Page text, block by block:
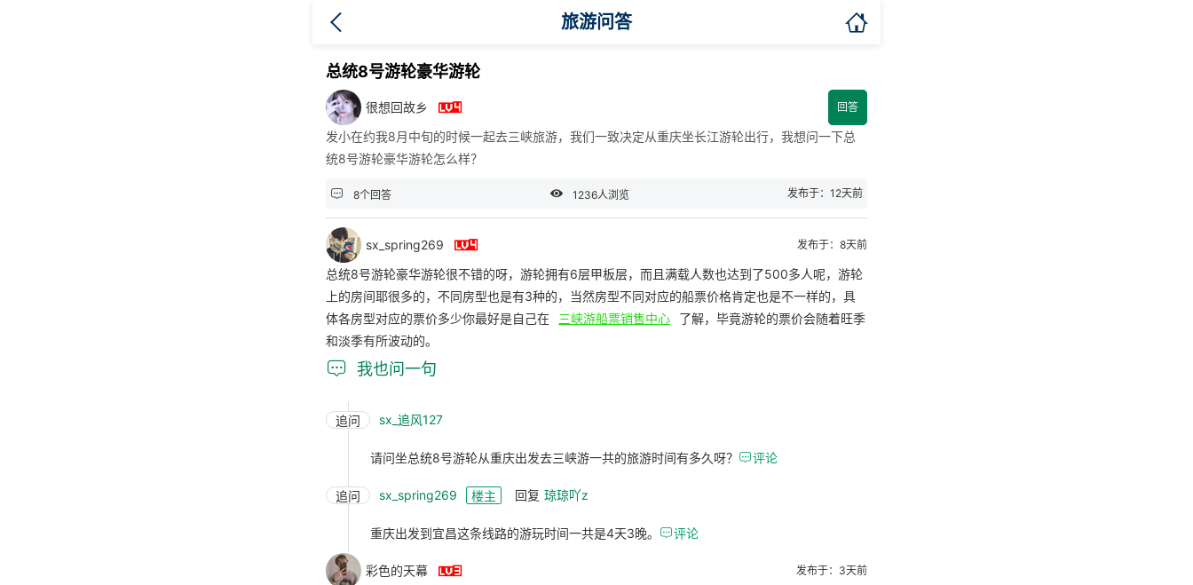
旅游问答 
总统8号游轮豪华游轮
很想回故乡  回答
发小在约我8月中旬的时候一起去三峡旅游，我们一致决定从重庆坐长江游轮出行，我想问一下总
统8号游轮豪华游轮怎么样？
 8个回答  1236人浏览 发布于：12天前
sx_spring269  发布于：8天前
总统8号游轮豪华游轮很不错的呀，游轮拥有6层甲板层，而且满载人数也达到了500多人呢，游轮
上的房间耶很多的，不同房型也是有3种的，当然房型不同对应的船票价格肯定也是不一样的，具
体各房型对应的票价多少你最好是自己在
三峡游船票销售中心
了解，毕竟游轮的票价会随着旺季
和淡季有所波动的。
 我也问一句
追问 sx_追风127
请问坐总统8号游轮从重庆出发去三峡游一共的旅游时间有多久呀？ 评论
追问 sx_spring269 楼主 回复 琼琼吖z
重庆出发到宜昌这条线路的游玩时间一共是4天3晚。 评论
彩色的天幕  发布于：3天前